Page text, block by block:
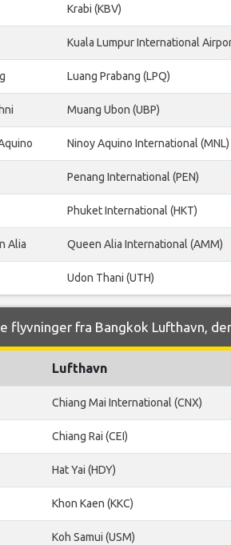
Krabi (KBV)
Kuala Lumpur International
Luang Prabang (LPQ)
Muang Ubon (UBP)
Ninoy Aquino International (MNL)
Penang International (PEN)
Phuket International (HKT)
Alia Queen Alia International (AMM)
Udon Thani (UTH)
flyvninger fra Bangkok Lufthavn,
Lufthavn
Chiang Mai International (CNX)
Chiang Rai (CEI)
Hat Yai (HDY)
Khon Kaen (KKC)
Koh Samui (USM)